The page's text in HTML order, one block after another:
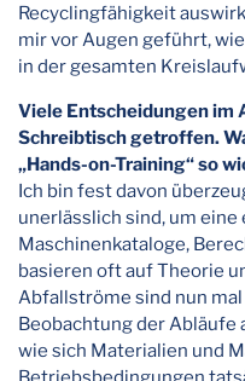
Recyclingfähigkeit
mir vor Augen geführt,
in der gesamten
Viele Entscheidungen im
Schreibtisch getroffen.
„Hands-on-Training“ so
Ich bin fest davon
unerlässlich sind, um
Maschinenkataloge,
basieren oft auf Theorie
Abfallströme sind nun
Beobachtung der Abläufe
wie sich Materialien und